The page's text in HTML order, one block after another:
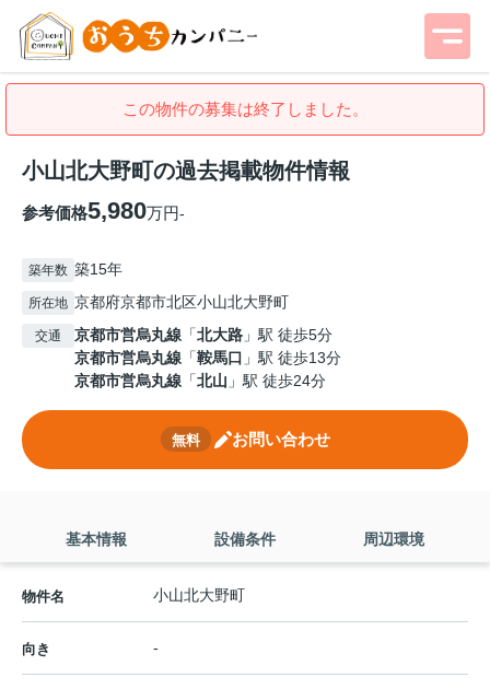
この物件の募集は終了しました。
小山北大野町の過去掲載物件情報
参考価格5,980万円-
築年数 築15年
所在地 京都府京都市北区小山北大野町
交通 京都市営烏丸線 「北大路 」駅 徒歩5分
京都市営烏丸線 「鞍馬口 」駅 徒歩13分
京都市営烏丸線 「北山 」駅 徒歩24分
無料 お問い合わせ
基本情報 設備条件 周辺環境
物件名 小山北大野町
向き -